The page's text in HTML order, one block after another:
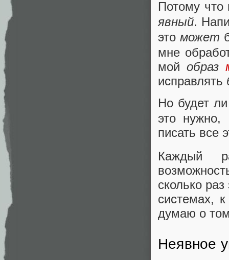
Потому
явный.
это может
мне
мой образ
исправлять
Но будет
это нужно,
писать все
Каждый
сколько
системах,
думаю о
Неявное